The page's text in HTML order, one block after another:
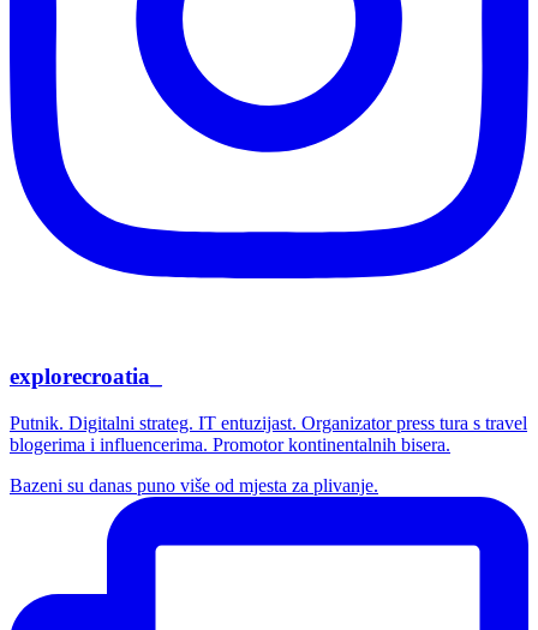
explorecroatia_
Putnik. Digitalni strateg. IT entuzijast. Organizator press tura s travel
blogerima i influencerima. Promotor kontinentalnih bisera.
Bazeni su danas puno više od mjesta za plivanje.